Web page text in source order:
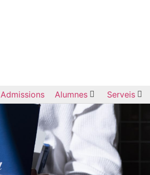
Admissions Alumnes Serveis